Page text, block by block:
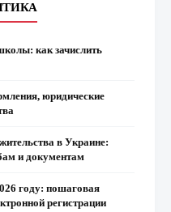
как зачислить
юридические
в Украине:
и документам
году: пошаговая
регистрации